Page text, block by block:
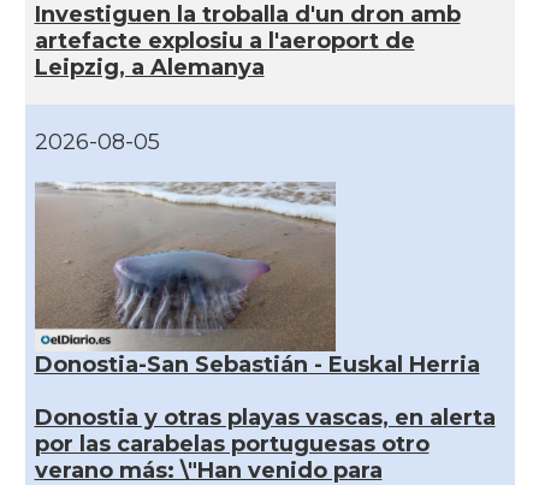
Investiguen la troballa d'un dron amb
artefacte explosiu a l'aeroport de
Leipzig, a Alemanya
2026-08-05
Donostia-San Sebastián - Euskal Herria
Donostia y otras playas vascas, en alerta
por las carabelas portuguesas otro
verano más: \"Han venido para